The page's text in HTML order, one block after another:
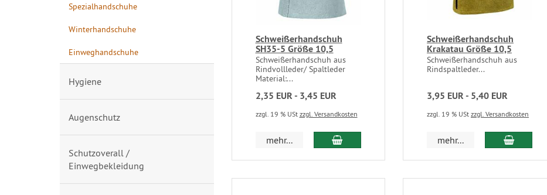
Schweißerhandschuh
SH35-5 Größe 10,5
Schweißerhandschuh aus
Rindvollleder/ Spaltleder
Material:...
2,35 EUR - 3,45 EUR
zzgl. 19 % USt zzgl. Versandkosten
mehr...
Schweißerhandschuh
Krakatau Größe 10,5
Schweißerhandschuh aus
Rindspaltleder...
3,95 EUR - 5,40 EUR
zzgl. 19 % USt zzgl. Versandkosten
mehr...
Spezialhandschuhe
Winterhandschuhe
Einweghandschuhe
Hygiene
Augenschutz
Schutzoverall /
Einwegbekleidung